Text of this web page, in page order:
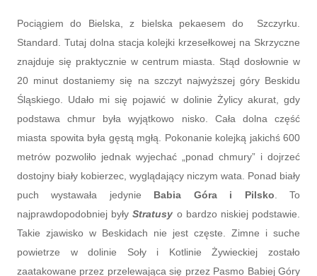
Pociągiem do Bielska, z bielska pekaesem do Szczyrku.
Standard. Tutaj dolna stacja kolejki krzesełkowej na Skrzyczne
znajduje się praktycznie w centrum miasta. Stąd dosłownie w
20 minut dostaniemy się na szczyt najwyższej góry Beskidu
Śląskiego. Udało mi się pojawić w dolinie Żylicy akurat, gdy
podstawa chmur była wyjątkowo nisko. Cała dolna część
miasta spowita była gęstą mgłą. Pokonanie kolejką jakichś 600
metrów pozwoliło jednak wyjechać „ponad chmury” i dojrzeć
dostojny biały kobierzec, wyglądający niczym wata. Ponad biały
puch wystawała jedynie Babia Góra i Pilsko . To
najprawdopodobniej byłyStratusy o bardzo niskiej podstawie.
Takie zjawisko w Beskidach nie jest częste. Zimne i suche
powietrze w dolinie Soły i Kotlinie Żywieckiej zostało
zaatakowane przez przelewająca się przez Pasmo Babiej Góry